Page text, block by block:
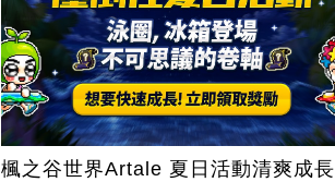
楓之谷世界Artale 夏日活動清爽成長